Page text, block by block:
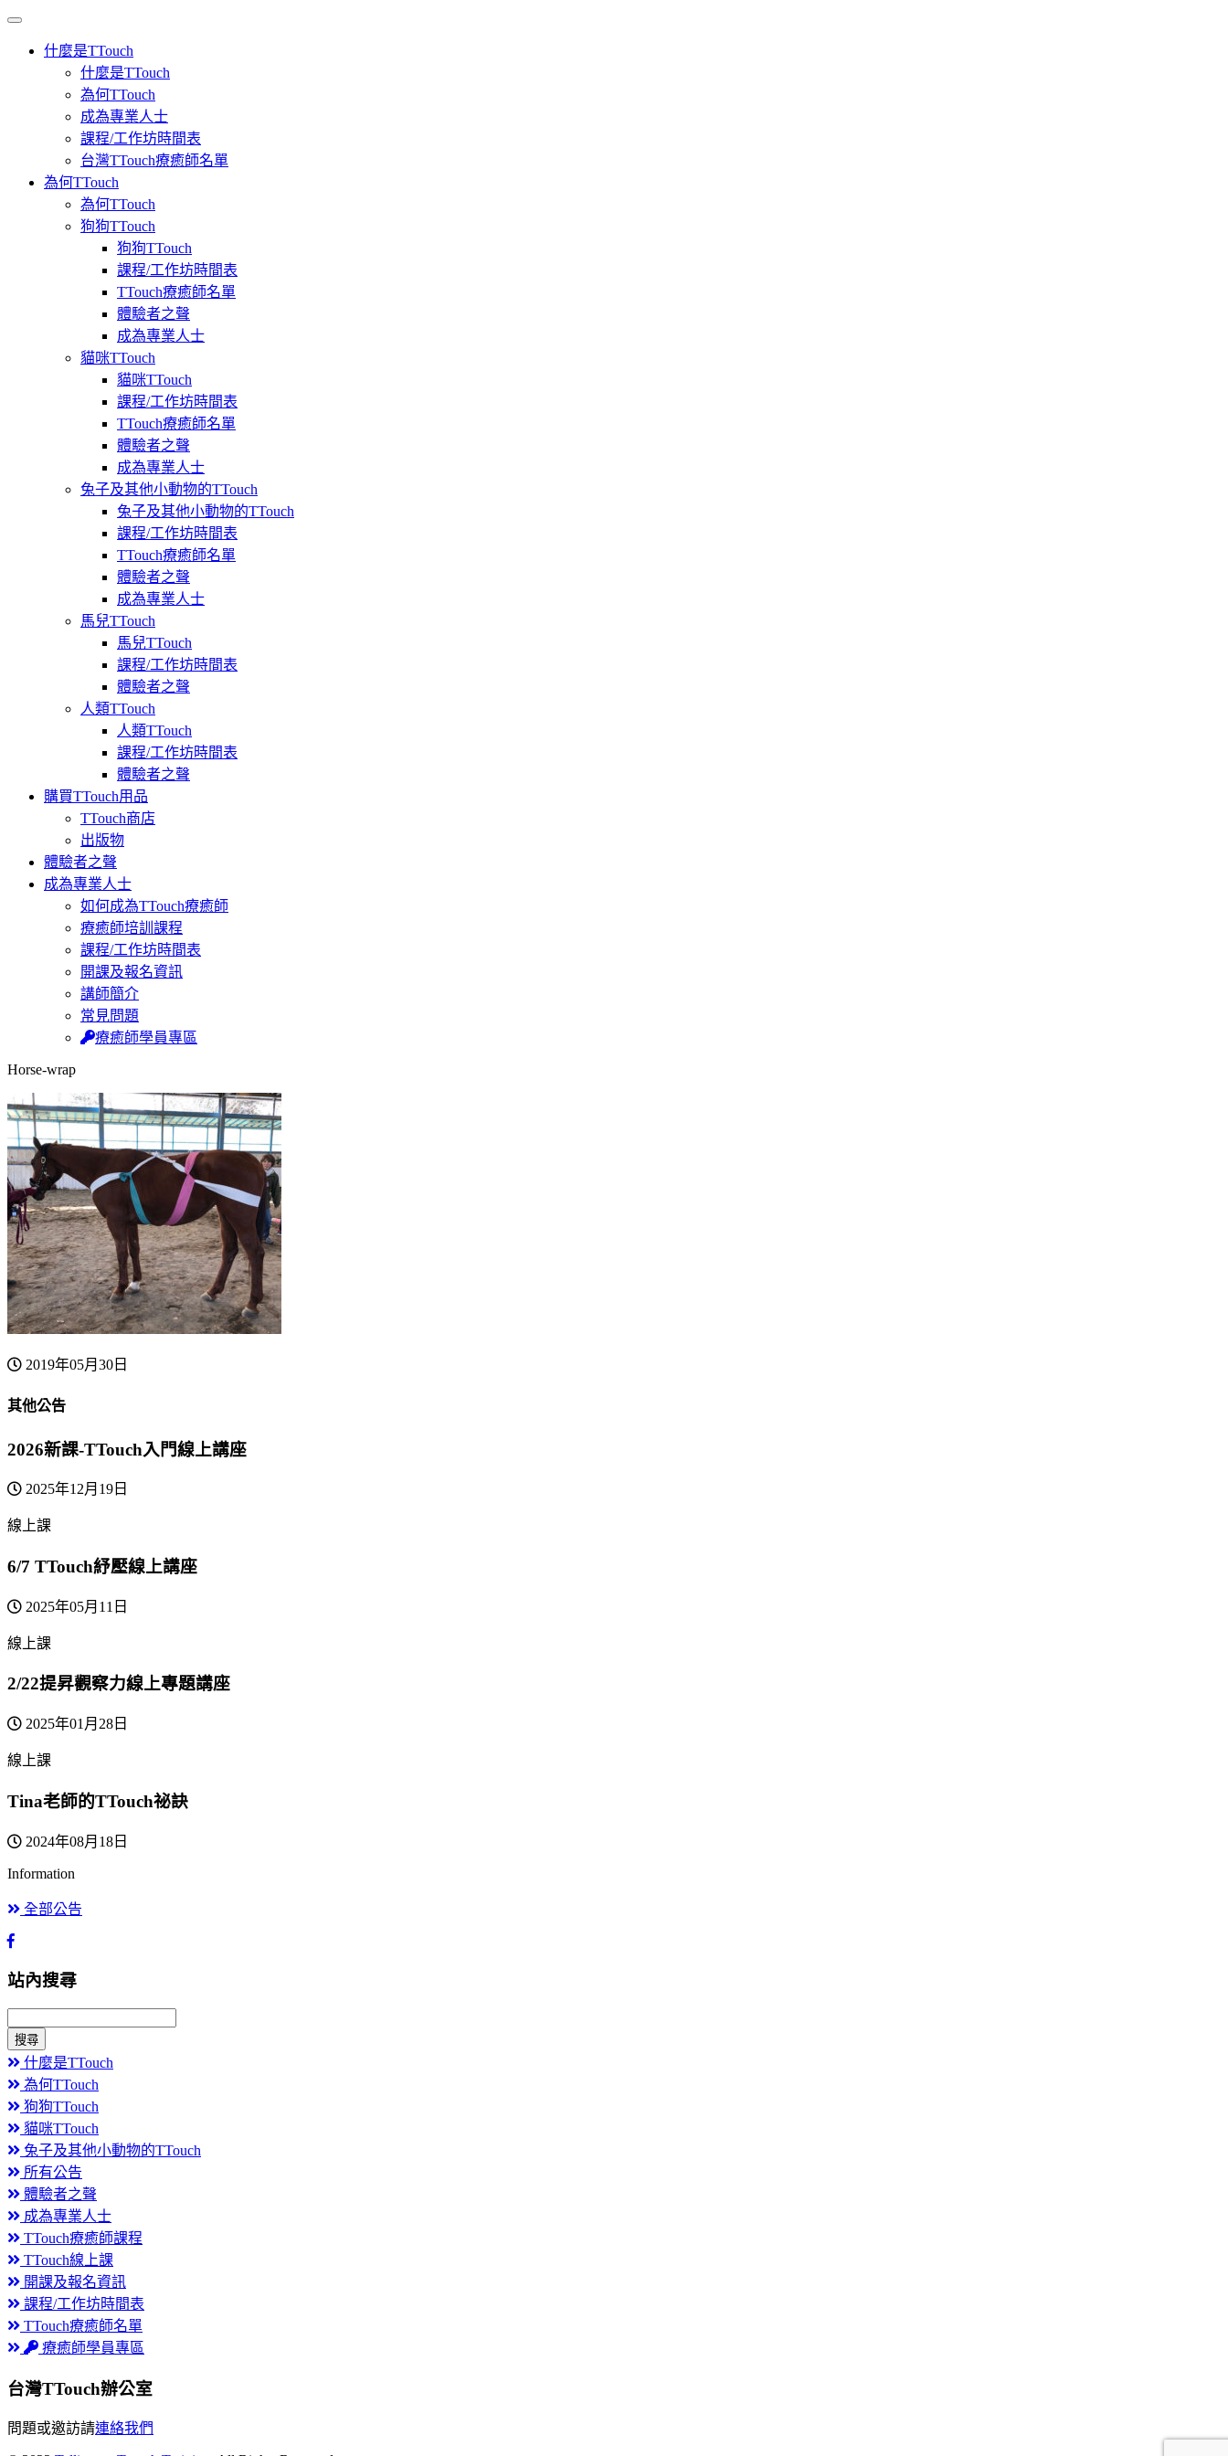
Toggle
navigation
什麼是TTouch
什麼是TTouch
為何TTouch
成為專業人士
課程/工作坊時間表
台灣TTouch療癒師名單
為何TTouch
為何TTouch
狗狗TTouch
狗狗TTouch
課程/工作坊時間表
TTouch療癒師名單
體驗者之聲
成為專業人士
貓咪TTouch
貓咪TTouch
課程/工作坊時間表
TTouch療癒師名單
體驗者之聲
成為專業人士
兔子及其他小動物的TTouch
兔子及其他小動物的TTouch
課程/工作坊時間表
TTouch療癒師名單
體驗者之聲
成為專業人士
馬兒TTouch
馬兒TTouch
課程/工作坊時間表
體驗者之聲
人類TTouch
人類TTouch
課程/工作坊時間表
體驗者之聲
購買TTouch用品
TTouch商店
出版物
體驗者之聲
成為專業人士
如何成為TTouch療癒師
療癒師培訓課程
課程/工作坊時間表
開課及報名資訊
講師簡介
常見問題
療癒師學員專區
Horse-wrap
2019年05月30日
其他公告
2026新課-TTouch入門線上講座
2025年12月19日
線上課
6/7 TTouch紓壓線上講座
2025年05月11日
線上課
2/22提昇觀察力線上專題講座
2025年01月28日
線上課
Tina老師的TTouch祕訣
2024年08月18日
Information
全部公告
站內搜尋
搜尋
什麼是TTouch
為何TTouch
狗狗TTouch
貓咪TTouch
兔子及其他小動物的TTouch
所有公告
體驗者之聲
成為專業人士
TTouch療癒師課程
TTouch線上課
開課及報名資訊
課程/工作坊時間表
TTouch療癒師名單
療癒師學員專區
台灣TTouch辦公室
問題或邀訪請連絡我們